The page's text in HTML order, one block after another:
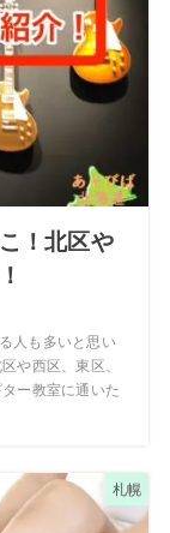
！北区や
人も多いと思い
や西区、東区、
ー教室に通いた
札幌